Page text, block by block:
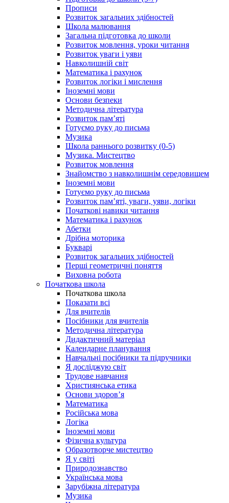
Прописи
Розвиток загальних здібностей
Школа малювання
Загальна підготовка до школи
Розвиток мовлення, уроки читання
Розвиток уваги і уяви
Навколишній світ
Математика і рахунок
Розвиток логіки і мислення
Іноземні мови
Основи безпеки
Методична література
Розвиток пам’яті
Готуємо руку до письма
Музика
Школа раннього розвитку (0-5)
Музика. Мистецтво
Розвиток мовлення
Знайомство з навколишнім середовищем
Іноземні мови
Готуємо руку до письма
Розвиток пам’яті, уваги, уяви, логіки
Початкові навики читання
Математика і рахунок
Абетки
Дрібна моторика
Букварі
Розвиток загальних здібностей
Перші геометричні поняття
Виховна робота
Початкова школа
Початкова школа
Показати всі
Для вчителів
Посібники для вчителів
Методична література
Дидактичний матеріал
Календарне планування
Навчальні посібники та підручники
Я досліджую світ
Трудове навчання
Християнська етика
Основи здоров’я
Математика
Російська мова
Логіка
Іноземні мови
Фізична культура
Образотворче мистецтво
Я у світі
Природознавство
Українська мова
Зарубіжна література
Музика